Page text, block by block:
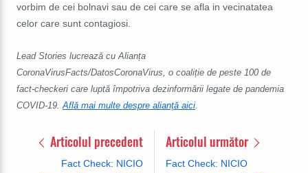
vorbim de cei bolnavi sau de cei care se afla in vecinatatea
celor care sunt contagiosi.
Lead Stories lucrează cu Alianța
CoronaVirusFacts/DatosCoronaVirus, o coaliție de peste 100 de
fact-checkeri care luptă împotriva dezinformării legate de pandemia
COVID-19.Află mai multe despre alianță aici.
Articolul precedent
Fact Check: NICIO
Articolul următor
Fact Check: NICIO